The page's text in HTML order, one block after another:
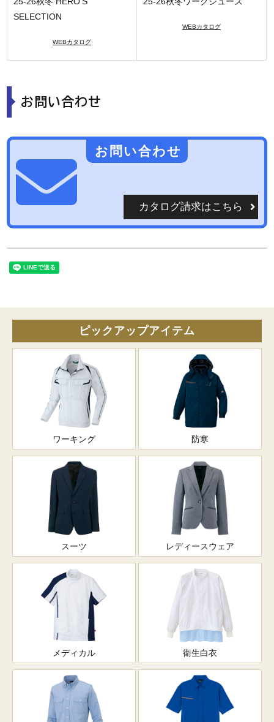
SELECTION
WEBカタログ
WEBカタログ
お問い合わせ
お問い合わせ
カタログ請求はこちら
ピックアップアイテム
ワーキング 防寒
スーツ レディースウェア
メディカル 衛生白衣